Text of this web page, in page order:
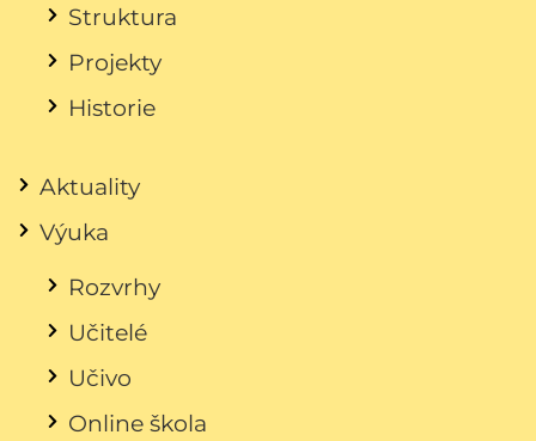
Struktura
Projekty
Historie
Aktuality
Výuka
Rozvrhy
Učitelé
Učivo
Online škola